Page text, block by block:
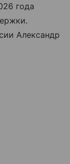
года
Александр